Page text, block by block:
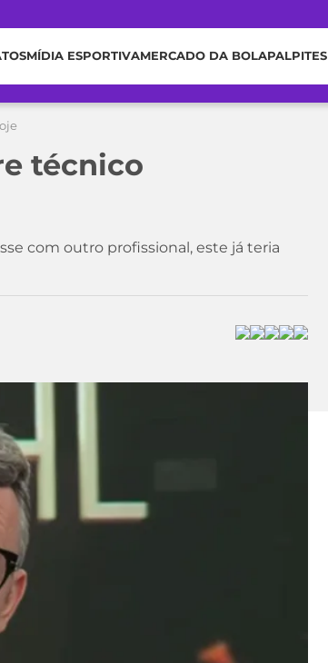
MÍDIA ESPORTIVAMERCADO DA BOLAPALPITES
técnico
com outro profissional, este já teria